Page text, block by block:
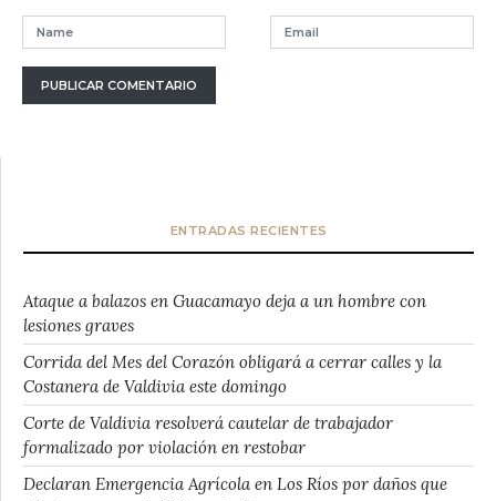
ENTRADAS RECIENTES
Ataque a balazos en Guacamayo deja a un hombre con
lesiones graves
Corrida del Mes del Corazón obligará a cerrar calles y la
Costanera de Valdivia este domingo
Corte de Valdivia resolverá cautelar de trabajador
formalizado por violación en restobar
Declaran Emergencia Agrícola en Los Ríos por daños que